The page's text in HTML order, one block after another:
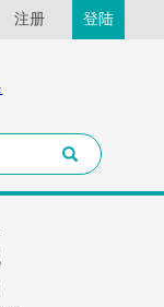
注册 登陆